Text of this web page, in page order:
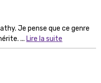
Je pense que ce genre
... Lire la suite